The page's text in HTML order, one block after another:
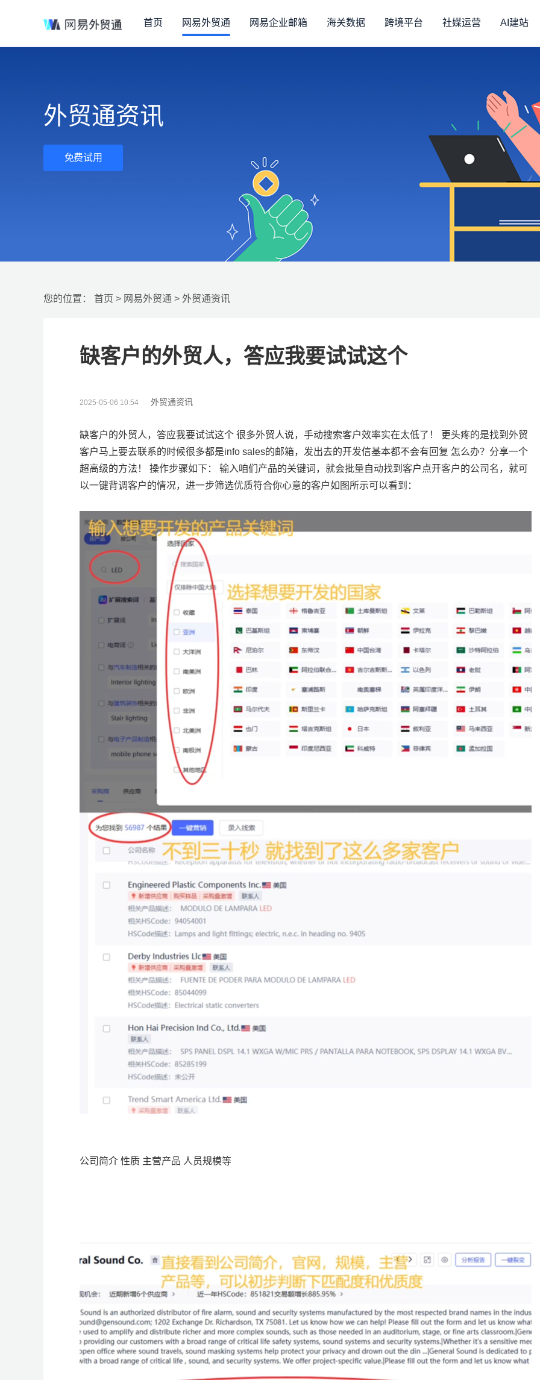
首页 网易外贸通 网易企业邮箱 海关数据 跨境平台 社媒运营 AI建站
外贸通资讯
免费试用
您的位置： 首页 > 网易外贸通 > 外贸通资讯
缺客户的外贸人，答应我要试试这个
2025-05-06 10:54 外贸通资讯
缺客户的外贸人，答应我要试试这个 很多外贸人说，手动搜索客户效率实在太低了！ 更头疼的是找到外贸
客户马上要去联系的时候很多都是info sales的邮箱，发出去的开发信基本都不会有回复 怎么办？分享一个
超高级的方法！ 操作步骤如下： 输入咱们产品的关键词，就会批量自动找到客户点开客户的公司名，就可
以一键背调客户的情况，进一步筛选优质符合你心意的客户如图所示可以看到：
公司简介 性质 主营产品 人员规模等